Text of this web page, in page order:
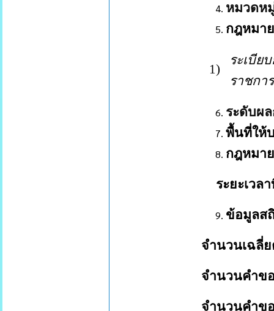
หมวดห
กฎหมา
1)
ระเบีย
ราชกา
ระดับผ
พื้นที่ให้
กฎหมา
ระยะเว
ข้อมูลส
จำนวนเฉลี่
จำนวนคำข
จำนวนคำข